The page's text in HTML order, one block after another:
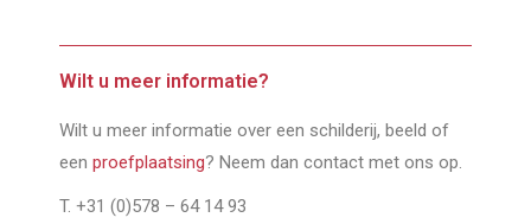
Wilt u meer informatie?
Wilt u meer informatie over een schilderij, beeld of
een proefplaatsing? Neem dan contact met ons op.
T. +31 (0)578 – 64 14 93